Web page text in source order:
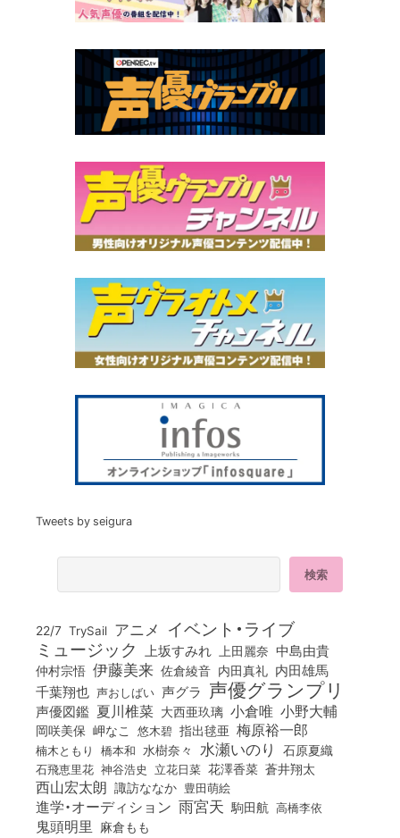
Tweets by seigura
22/7 TrySail アニメ イベント・ライブ
ミュージック 上坂すみれ 上田麗奈 中島由貴
仲村宗悟 伊藤美来 佐倉綾音 内田真礼 内田雄馬
千葉翔也 声おしばい 声グラ 声優グランプリ
声優図鑑 夏川椎菜 大西亜玖璃 小倉唯 小野大輔
岡咲美保 岬なこ 悠木碧 指出毬亜 梅原裕一郎
楠木ともり 橋本和 水樹奈々 水瀬いのり 石原夏織
石飛恵里花 神谷浩史 立花日菜 花澤香菜 蒼井翔太
西山宏太朗 諏訪ななか 豊田萌絵
進学・オーディション 雨宮天 駒田航 高橋李依
鬼頭明里 麻倉もも